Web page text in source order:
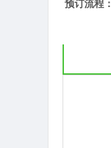
预订流程：